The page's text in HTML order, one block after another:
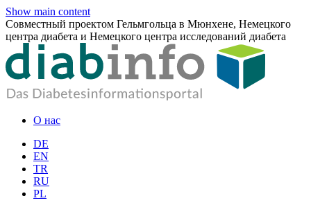
Show main content
Совместный проектом Гельмгольца в Мюнхене, Немецкого
центра диабета и Немецкого центра исследований диабета
О нас
DE
EN
TR
RU
PL